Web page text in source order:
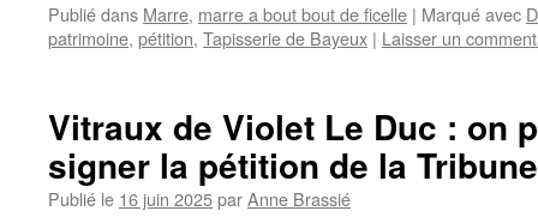
Publié dans Marre, marre a bout bout de ficelle | Marqué avec
patrimoine, pétition, Tapisserie de Bayeux | Laisser un
Vitraux de Violet Le Duc : on
signer la pétition de la
Publié le 16 juin 2025parAnne Brassié